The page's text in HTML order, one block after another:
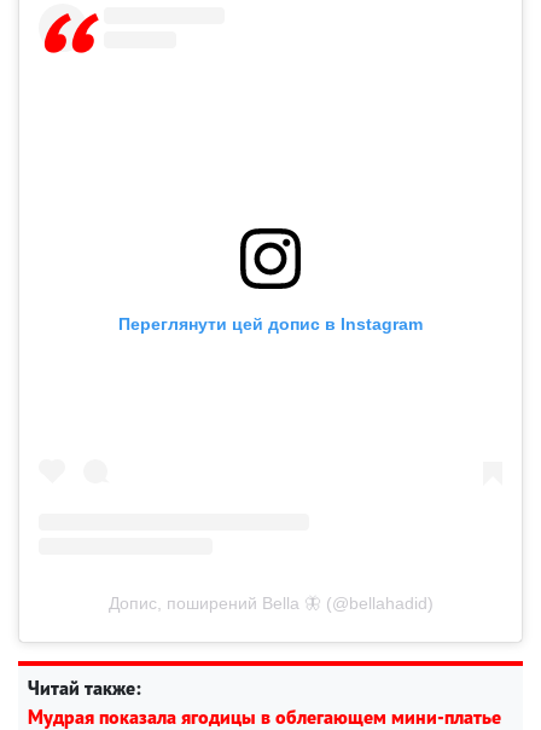
Переглянути цей допис в Instagram
Допис, поширений Bella 🦋 (@bellahadid)
Читай также:
Мудрая показала ягодицы в облегающем мини-платье